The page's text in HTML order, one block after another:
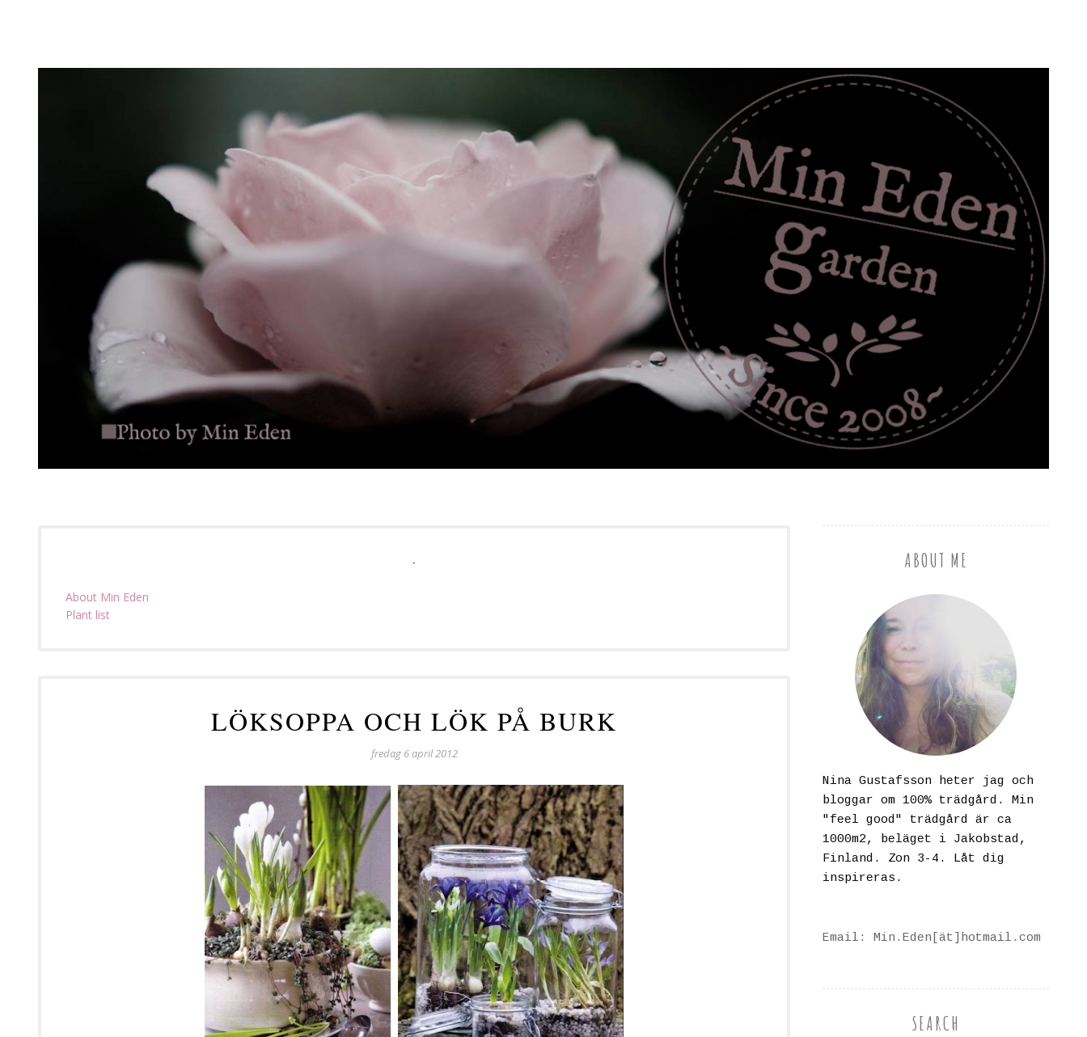
About Min Eden
Plant list
LÖKSOPPA OCH LÖK PÅ BURK
fredag 6 april 2012
ABOUT ME
Nina Gustafsson heter jag och
bloggar om 100% trädgård. Min
"feel good" trädgård är ca
1000m2, beläget i Jakobstad,
Finland. Zon 3-4. Låt dig
inspireras.
Email: Min.Eden[ät]hotmail.com
SEARCH